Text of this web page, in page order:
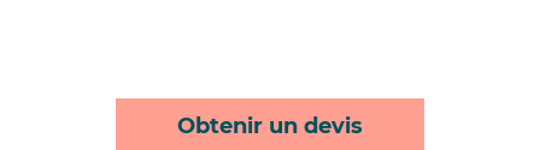
Obtenir un devis